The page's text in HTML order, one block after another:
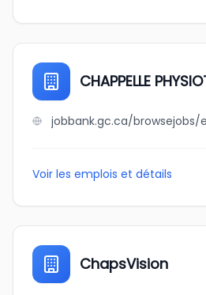
CHAPPELLE
Voir les emplois et détails
ChapsVision